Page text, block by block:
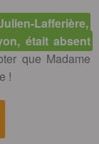
Lafferière,
était absent
que Madame
!